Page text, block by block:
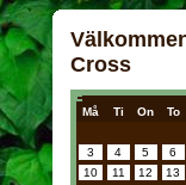
Cross
Må Ti On To
3
4 5 6
10
11 12 13